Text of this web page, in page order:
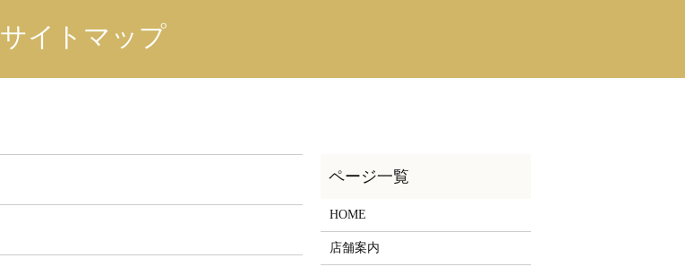
サイトマップ
HOME
店舗案内